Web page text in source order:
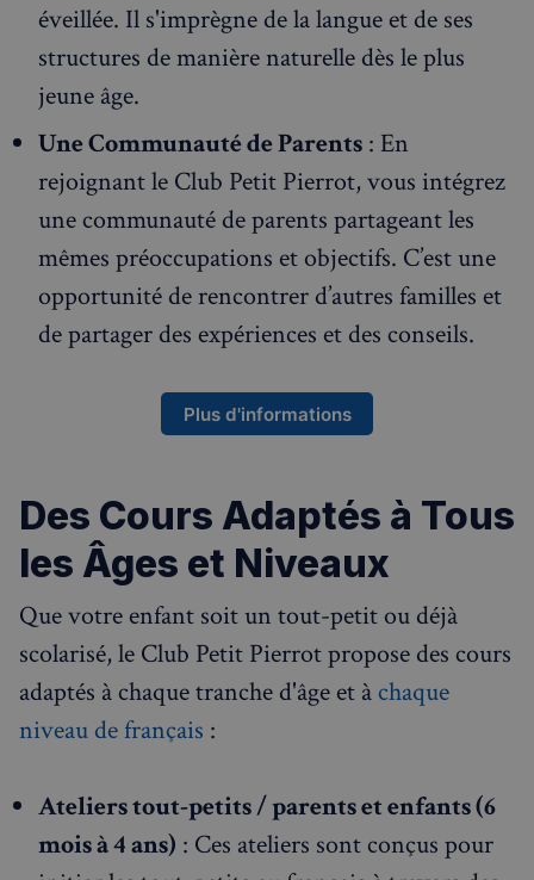
éveillée. Il s'imprègne de la langue et de ses
structures de manière naturelle dès le plus
jeune âge.
Une Communauté de Parents : En
rejoignant le Club Petit Pierrot, vous intégrez
une communauté de parents partageant les
mêmes préoccupations et objectifs. C’est une
opportunité de rencontrer d’autres familles et
de partager des expériences et des conseils.
Plus d'informations
Des Cours Adaptés à Tous
les Âges et Niveaux
Que votre enfant soit un tout-petit ou déjà
scolarisé, le Club Petit Pierrot propose des cours
adaptés à chaque tranche d'âge et à chaque
niveau de français :
Ateliers tout-petits / parents et enfants (6
mois à 4 ans) : Ces ateliers sont conçus pour